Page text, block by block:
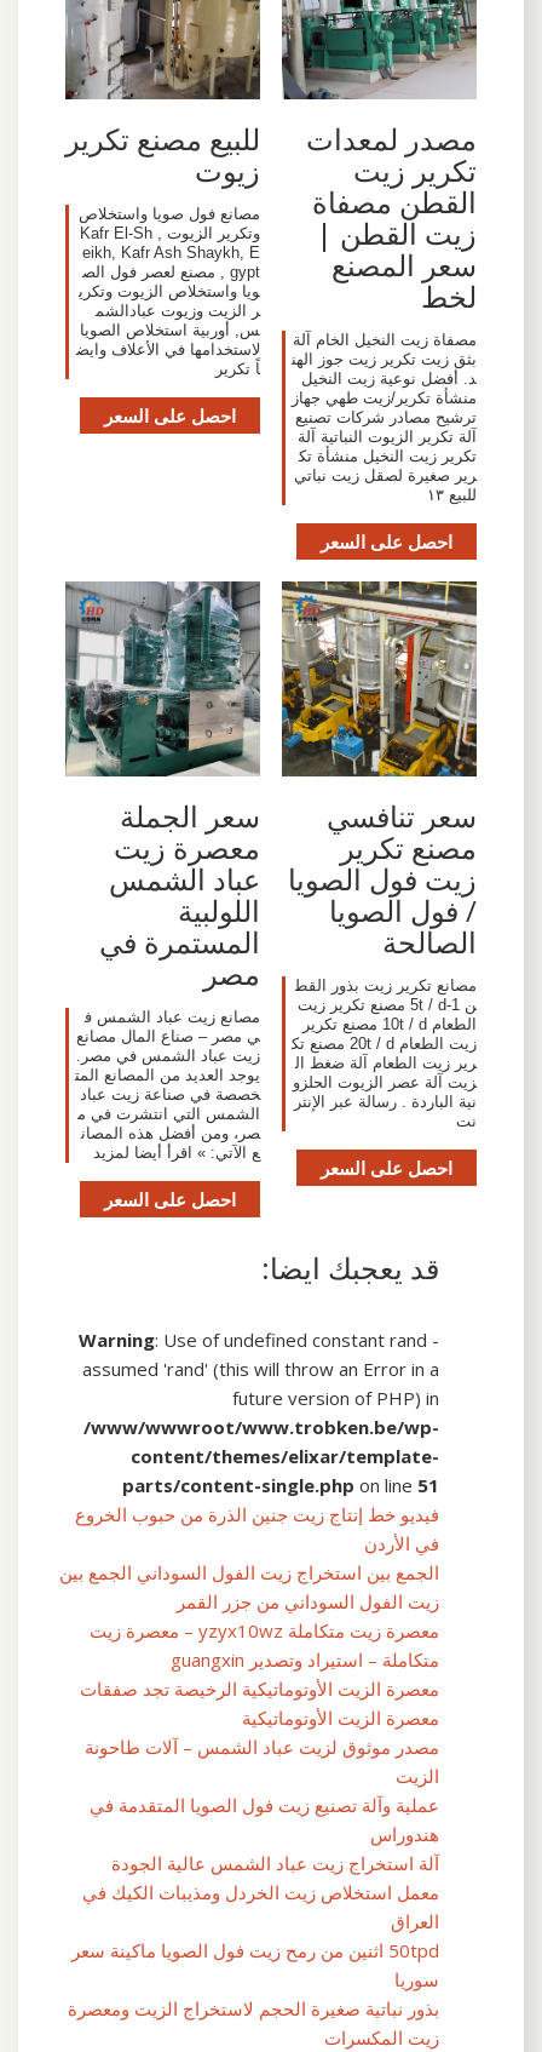
مصدر لمعدات
تكرير زيت
القطن مصفاة
زيت القطن |
سعر المصنع
لخط
مصفاة زيت النخيل الخام آلة
بثق زيت تكرير زيت جوز الهن
د. أفضل نوعية زيت النخيل
منشأة تكرير/زيت طهي جهاز
ترشيح مصادر شركات تصنيع
آلة تكرير الزيوت النباتية آلة
تكرير زيت النخيل منشأة تك
رير صغيرة لصقل زيت نباتي
للبيع ١٣
احصل على السعر
للبيع مصنع تكرير
زيوت
مصانع فول صويا واستخلاص
وتكرير الزيوت , Kafr El-Sh
eikh, Kafr Ash Shaykh, E
gypt , مصنع لعصر فول الص
ويا واستخلاص الزيوت وتكري
ر الزيت وزيوت عبادالشم
س, أوربية استخلاص الصويا
لاستخدامها في الأعلاف وايض
اً تكرير
احصل على السعر
سعر تنافسي
مصنع تكرير
زيت فول الصويا
/ فول الصويا
الصالحة
مصانع تكرير زيت بذور القط
ن 1-5t / d مصنع تكرير زيت
الطعام 10t / d مصنع تكرير
زيت الطعام 20t / d مصنع تك
رير زيت الطعام آلة ضغط ال
زيت آلة عصر الزيوت الحلزو
نية الباردة . رسالة عبر الإنتر
نت
احصل على السعر
سعر الجملة
معصرة زيت
عباد الشمس
اللولبية
المستمرة في
مصر
مصانع زيت عباد الشمس ف
ي مصر – صناع المال مصانع
زيت عباد الشمس في مصر.
يوجد العديد من المصانع المت
خصصة في صناعة زيت عباد
الشمس التي انتشرت في م
صر، ومن أفضل هذه المصان
ع الآتي: » اقرأ أيضا لمزيد
احصل على السعر
قد يعجبك ايضا:
Warning: Use of undefined constant rand -
assumed 'rand' (this will throw an Error in a
future version of PHP) in
/www/wwwroot/www.trobken.be/wp-
content/themes/elixar/template-
parts/content-single.php on line 51
فيديو خط إنتاج زيت جنين الذرة من حبوب الخروع
في الأردن
الجمع بين استخراج زيت الفول السوداني الجمع بين
زيت الفول السوداني من جزر القمر
معصرة زيت متكاملة yzyx10wz – معصرة زيت
متكاملة – استيراد وتصدير guangxin
معصرة الزيت الأوتوماتيكية الرخيصة تجد صفقات
معصرة الزيت الأوتوماتيكية
مصدر موثوق لزيت عباد الشمس – آلات طاحونة
الزيت
عملية وآلة تصنيع زيت فول الصويا المتقدمة في
هندوراس
آلة استخراج زيت عباد الشمس عالية الجودة
معمل استخلاص زيت الخردل ومذيبات الكيك في
العراق
50tpd اثنين من رمح زيت فول الصويا ماكينة سعر
سوريا
بذور نباتية صغيرة الحجم لاستخراج الزيت ومعصرة
زيت المكسرات